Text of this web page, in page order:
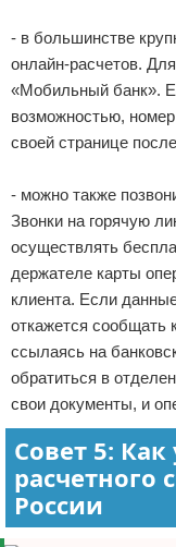
- в большинстве
онлайн-расчетов.
«Мобильный банк».
возможностью,
своей странице
- можно также
Звонки на горячую
осуществлять
держателе карты
клиента. Если
откажется сообщать
ссылаясь на
обратиться в
свои документы, и
Совет 5:
расчетного
России